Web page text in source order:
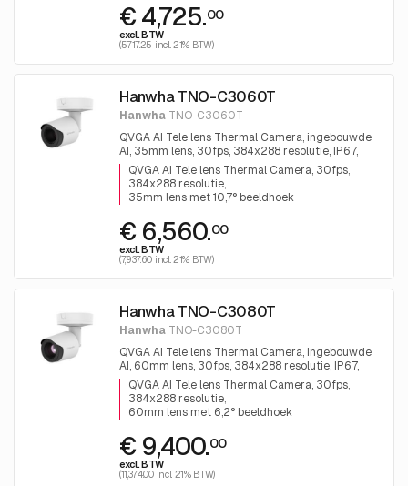
€ 4,725.00
excl. BTW
(5,717.25 incl. 21% BTW)
Hanwha TNO-C3060T
Hanwha TNO-C3060T
QVGA AI Tele lens Thermal Camera, ingebouwde
AI, 35mm lens, 30fps, 384x288 resolutie, IP67,
IK10QVGA AI Tele lens Thermal Camera, 30fps
384x288 resolutie
35mm lens met 10,7° beeldhoek
€ 6,560.00
excl. BTW
(7,937.60 incl. 21% BTW)
Hanwha TNO-C3080T
Hanwha TNO-C3080T
QVGA AI Tele lens Thermal Camera, ingebouwde
AI, 60mm lens, 30fps, 384x288 resolutie, IP67,
IK10QVGA AI Tele lens Thermal Camera, 30fps
384x288 resolutie
60mm lens met 6,2° beeldhoek
€ 9,400.00
excl. BTW
(11,374.00 incl. 21% BTW)